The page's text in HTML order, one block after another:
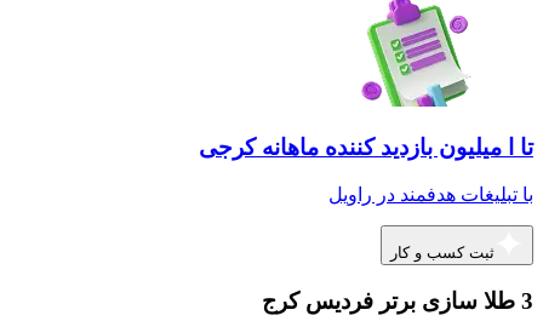
تا ا میلیون بازدید کننده ماهانه کرجی
با تبلیغات هدفمند در راویل
ثبت کسب و کار
3 طلا سازی برتر فردیس کرج